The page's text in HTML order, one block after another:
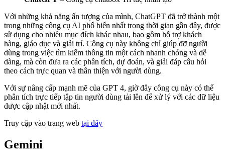
Với những khả năng ấn tượng của mình, ChatGPT đã trở thành một
trong những công cụ AI phổ biến nhất trong thời gian gần đây, được
sử dụng cho nhiều mục đích khác nhau, bao gồm hỗ trợ khách
hàng, giáo dục và giải trí. Công cụ này không chỉ giúp đỡ người
dùng trong việc tìm kiếm thông tin một cách nhanh chóng và dễ
dàng, mà còn đưa ra các phân tích, dự đoán, và giải đáp câu hỏi
theo cách trực quan và thân thiện với người dùng.
Với sự nâng cấp mạnh mẽ của GPT 4, giờ đây công cụ này có thể
phân tích trực tiếp tập tin người dùng tải lên để xử lý với các dữ liệu
được cập nhật mới nhất.
Truy cập vào trang web tại đây
Gemini